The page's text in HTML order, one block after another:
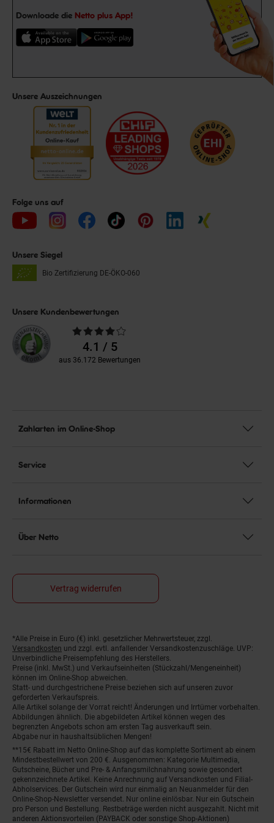
Downloade die Netto plus App!
Unsere Auszeichnungen
Folge uns auf
Unsere Siegel
Bio Zertifizierung DE-ÖKO-060
Unsere Kundenbewertungen
Durchschnittliche
Bewertungen4.1 / 5
aus 36.172 Bewertungen
Zahlarten im Online-Shop
Service
Informationen
Über Netto
Vertrag widerrufen
Fußnoten
*Alle Preise in Euro (€) inkl. gesetzlicher Mehrwertsteuer, zzgl.
Versandkosten und zzgl. evtl. anfallender Versandkostenzuschläge. UVP:
Unverbindliche Preisempfehlung des Herstellers.
Preise (inkl. MwSt.) und Verkaufseinheiten (Stückzahl/Mengeneinheit)
können im Online-Shop abweichen.
Statt- und durchgestrichene Preise beziehen sich auf unseren zuvor
geforderten Verkaufspreis.
Alle Artikel solange der Vorrat reicht! Änderungen und Irrtümer vorbehalten.
Abbildungen ähnlich. Die abgebildeten Artikel können wegen des
begrenzten Angebots schon am ersten Tag ausverkauft sein.
Abgabe nur in haushaltsüblichen Mengen!
**15€ Rabatt im Netto Online-Shop auf das komplette Sortiment ab einem
Mindestbestellwert von 200 €. Ausgenommen: Kategorie Multimedia,
Gutscheine, Bücher und Pre- & Anfangsmilchnahrung sowie gesondert
gekennzeichnete Artikel. Keine Anrechnung auf Versandkosten und Filial-
Abholservices. Der Gutschein wird nur einmalig an Neuanmelder für den
Online-Shop-Newsletter versendet. Nur online einlösbar. Nur ein Gutschein
pro Person und Bestellung. Restbeträge werden nicht ausgezahlt. Nicht mit
anderen Aktionsvorteilen (PAYBACK oder sonstige Shop-Aktionen)